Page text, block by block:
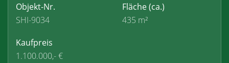
Objekt-Nr.
SHI-9034
Fläche(ca.)
435 m²
Kaufpreis
1.100.000,- €